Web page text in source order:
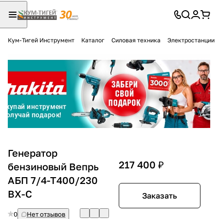
Кум-Тигей Инструмент Каталог Силовая техника Электростанции
Генератор
бензиновый Вепрь
АБП 7/4-Т400/230
ВХ-С
0
Нет отзывов
217 400 ₽
Заказать
Разбейте
оплатуна части
без переплат
График платежей
Сегодня
25 %